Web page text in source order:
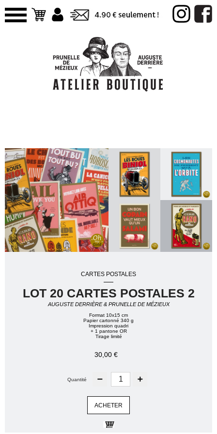
CARTES POSTALES
LOT 20 CARTES POSTALES 2
AUGUSTE DERRIÈRE & PRUNELLE DE MÉZIEUX
Format 10x15 cm
Papier cartonné 340 g
Impression quadri
+ 1 pantone OR
Tirage limité
30,00 €
Quantité
ACHETER